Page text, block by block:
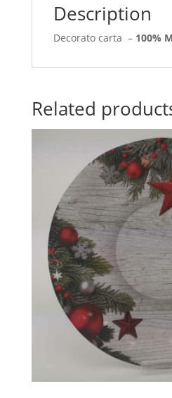
Description
Decorato carta – 100%
Related